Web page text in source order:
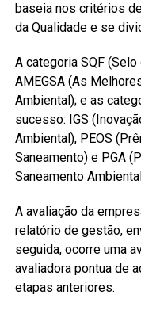
baseia nos critérios
da Qualidade e se
A categoria SQF
AMEGSA (As
Ambiental); e as
sucesso: IGS
Ambiental), PEOS
Saneamento) e PGA
Saneamento
A avaliação da
relatório de gestão,
seguida, ocorre uma
avaliadora pontua de
etapas anteriores.